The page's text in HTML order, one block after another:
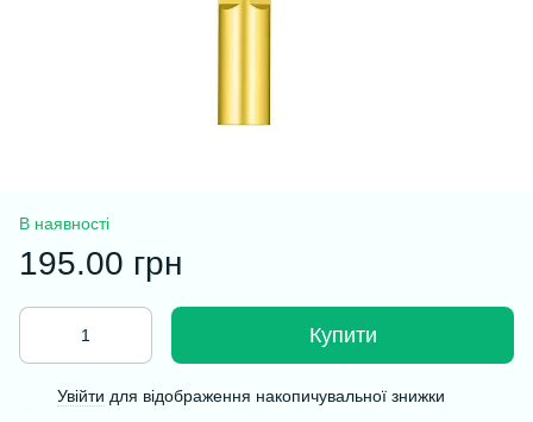
В наявності
195.00 грн
Купити
Увійти для відображення накопичувальної знижки